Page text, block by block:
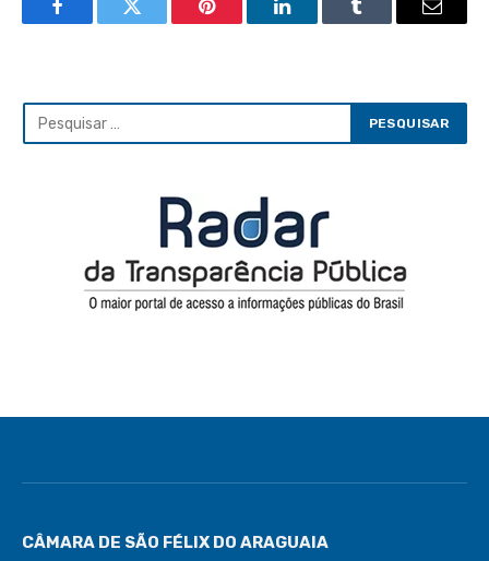
FacebookTwitter Pinterest LinkedInTumblr Email
CÂMARA DE SÃO FÉLIX DO ARAGUAIA